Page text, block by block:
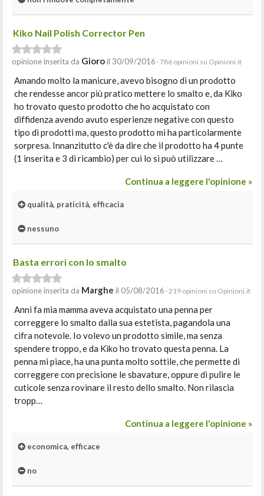
Kiko Nail Polish Corrector Pen
opinione inserita da Gioroil 30/09/2016 · 786 opinioni su Opinioni.it
Amando molto la manicure, avevo bisogno di un prodotto
che rendesse ancor più pratico mettere lo smalto e, da Kiko
ho trovato questo prodotto che ho acquistato con
diffidenza avendo avuto esperienze negative con questo
tipo di prodotti ma, questo prodotto mi ha particolarmente
sorpresa. Innanzitutto c'è da dire che il prodotto ha 4 punte
(1 inserita e 3 di ricambio) per cui lo si può utilizzare …
Continua a leggere l'opinione »
qualità, praticità, efficacia
nessuno
Basta errori con lo smalto
opinione inserita da Marghe il 05/08/2016 · 219 opinioni su Opinioni.it
Anni fa mia mamma aveva acquistato una penna per
correggere lo smalto dalla sua estetista, pagandola una
cifra notevole. Io volevo un prodotto simile, ma senza
spendere troppo, e da Kiko ho trovato questa penna. La
penna mi piace, ha una punta molto sottile, che permette di
correggere con precisione le sbavature, oppure di pulire le
cuticole senza rovinare il resto dello smalto. Non rilascia
tropp…
Continua a leggere l'opinione »
economica, efficace
no